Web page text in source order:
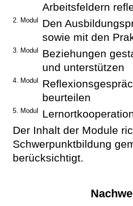
Arbeitsfeldern
2. Modul
Den
sowie mit den
3. Modul
Beziehungen
und unterstützen
4. Modul
beurteilen
5. Modul
Der Inhalt der Module
Schwerpunktbildung
berücksichtigt.